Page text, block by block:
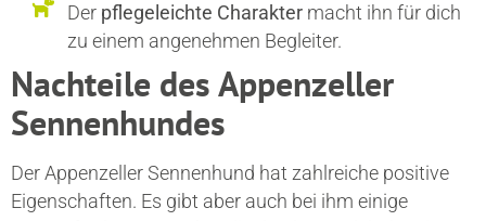
Der pflegeleichte Charaktermacht ihn für dich
zu einem angenehmen Begleiter.
Nachteile des Appenzeller
Sennenhundes
Der Appenzeller Sennenhund hat zahlreiche positive
Eigenschaften. Es gibt aber auch bei ihm einige